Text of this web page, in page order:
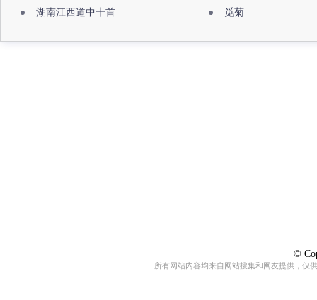
湖南江西道中十首 觅菊
©
所有网站内容均来自网站搜集和网友提供，仅